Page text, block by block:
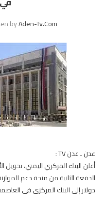
byAden-Tv.com
عدن ـ عدن TV :
أعلن البنك المركزي اليمني،
دولار إلى البنك المركزي في